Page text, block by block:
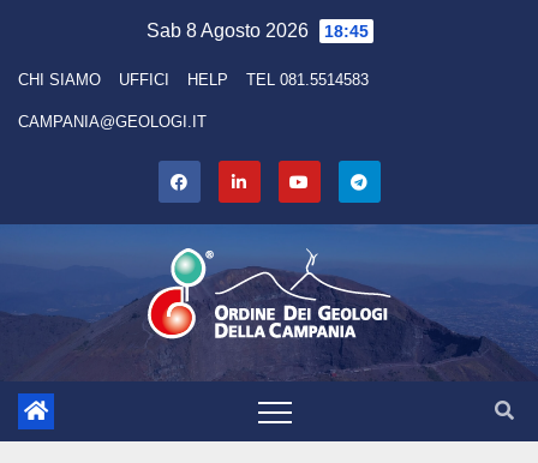
content
Sab 8 Agosto 2026 18:45
CHI SIAMO UFFICI HELP TEL 081.5514583
CAMPANIA@GEOLOGI.IT